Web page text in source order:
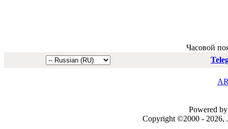
Часовой
Powered
Copyright ©2000 - 2026,